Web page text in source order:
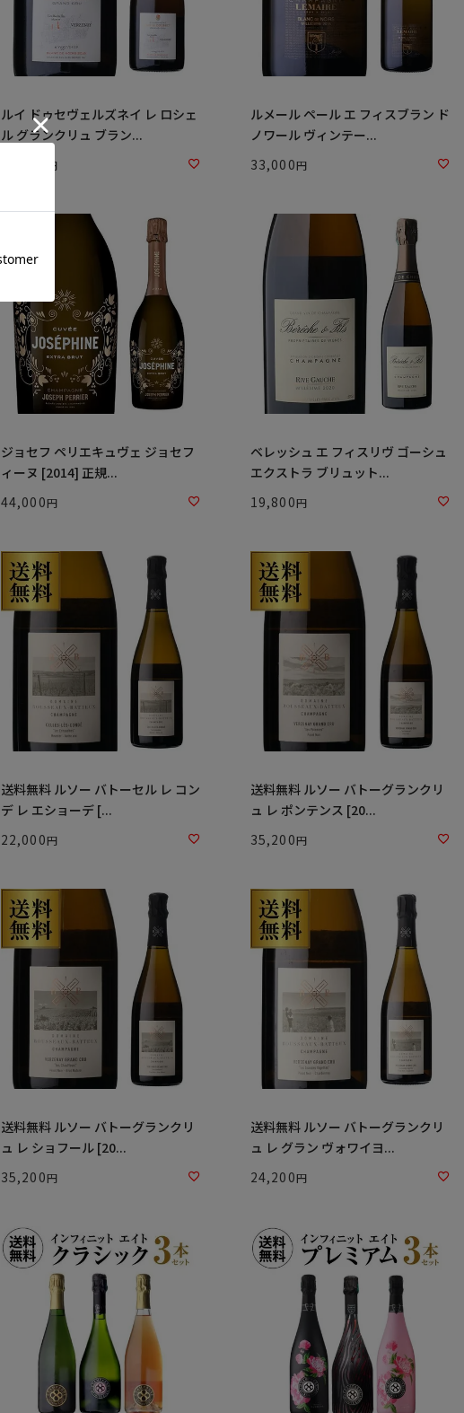
ルイ ドゥセヴェルズネイ レ ロシェ
ル グランクリュ ブラン...
ルメール ペール エ フィスブラン ド
ノワール ヴィンテー...
33,000
ジョセフ ペリエキュヴェ ジョセフ
ィーヌ [2014] 正規...
44,000
ベレッシュ エ フィスリヴ ゴーシュ
エクストラ ブリュット...
19,800
送料無料 ルソー バトーセル レ コン
デ レ エショーデ [...
22,000
送料無料 ルソー バトーグランクリ
ュ レ ポンテンス [20...
35,200
送料無料 ルソー バトーグランクリ
ュ レ ショフール [20...
35,200
送料無料 ルソー バトーグランクリ
ュ レ グラン ヴォワイヨ...
24,200